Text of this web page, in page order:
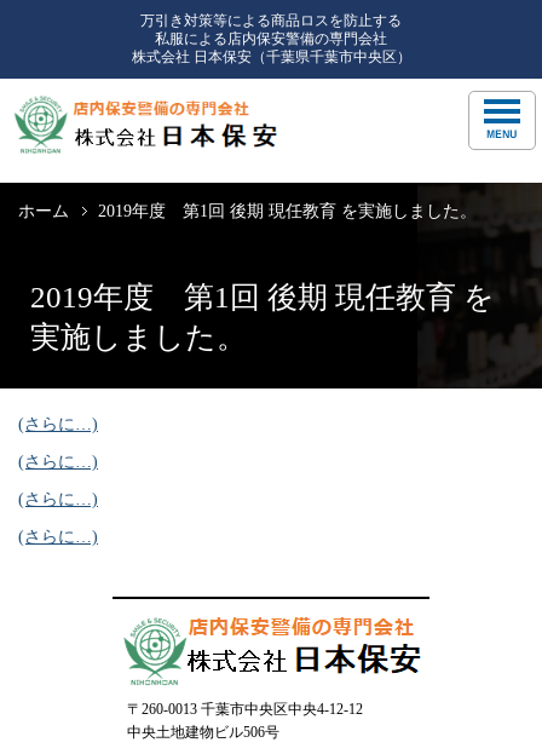
万引き対策等による商品ロスを防止する
私服による店内保安警備の専門会社
株式会社 日本保安（千葉県千葉市中央区）
ホーム 2019年度 第1回 後期 現任教育 を実施しました。
2019年度 第1回 後期 現任教育 を
実施しました。
(さらに…)
(さらに…)
(さらに…)
(さらに…)
〒260-0013 千葉市中央区中央4-12-12
中央土地建物ビル506号